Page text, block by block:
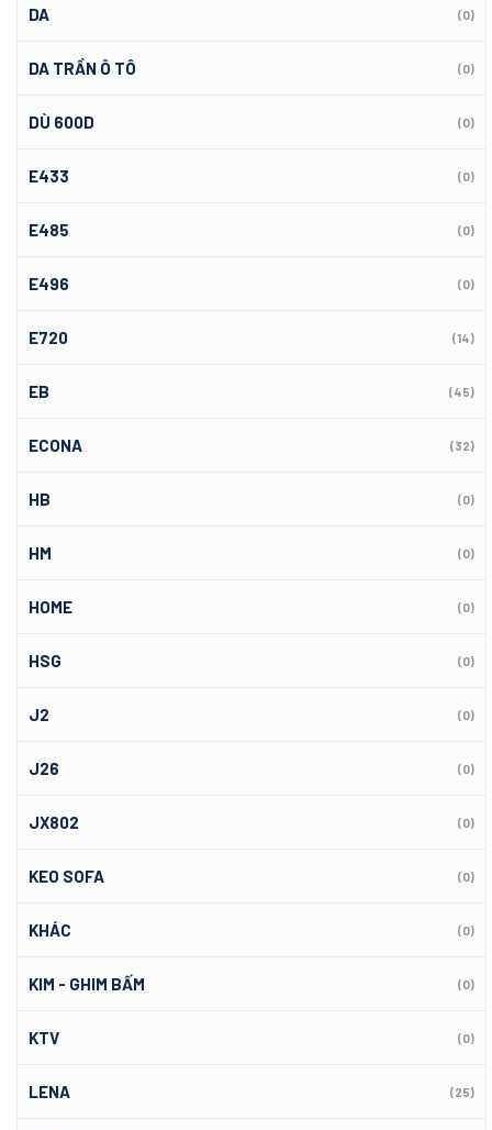
DA (0)
DA TRẦN Ô TÔ (0)
DÙ 600D (0)
E433 (0)
E485 (0)
E496 (0)
E720 (14)
EB (45)
ECONA (32)
HB (0)
HM (0)
HOME (0)
HSG (0)
J2 (0)
J26 (0)
JX802 (0)
KEO SOFA (0)
KHÁC (0)
KIM - GHIM BẤM (0)
KTV (0)
LENA (25)